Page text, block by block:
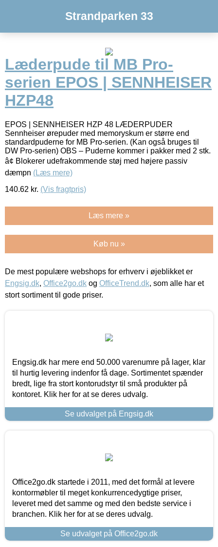
Strandparken 33
Læderpude til MB Pro-
serien EPOS | SENNHEISER
HZP48
EPOS | SENNHEISER HZP 48 LÆDERPUDER
Sennheiser ørepuder med memoryskum er større end
standardpuderne for MB Pro-serien. (Kan også bruges til
DW Pro-serien) OBS – Puderne kommer i pakker med 2 stk.
â¢ Blokerer udefrakommende støj med højere passiv
dæmpn (Læs mere)
140.62 kr. (Vis fragtpris)
Læs mere »
Køb nu »
De mest populære webshops for erhverv i øjeblikket er
Engsig.dk, Office2go.dk og OfficeTrend.dk, som alle har et
stort sortiment til gode priser.
Engsig.dk har mere end 50.000 varenumre på lager, klar
til hurtig levering indenfor få dage. Sortimentet spænder
bredt, lige fra stort kontorudstyr til små produkter på
kontoret. Klik her for at se deres udvalg.
Se udvalget på Engsig.dk
Office2go.dk startede i 2011, med det formål at levere
kontormøbler til meget konkurrencedygtige priser,
leveret med det samme og med den bedste service i
branchen. Klik her for at se deres udvalg.
Se udvalget på Office2go.dk